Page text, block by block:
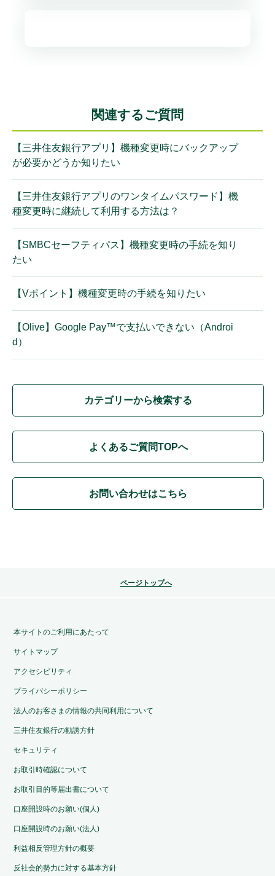
関連するご質問
【三井住友銀行アプリ】機種変更時にバックアップ
が必要かどうか知りたい
【三井住友銀行アプリのワンタイムパスワード】機
種変更時に継続して利用する方法は？
【SMBCセーフティパス】機種変更時の手続を知り
たい
【Vポイント】機種変更時の手続を知りたい
【Olive】Google Pay™で支払いできない（Androi
d）
カテゴリーから検索する
よくあるご質問TOPへ
お問い合わせはこちら
ページトップへ
本サイトのご利用にあたって
サイトマップ
アクセシビリティ
プライバシーポリシー
法人のお客さまの情報の共同利用について
三井住友銀行の勧誘方針
セキュリティ
お取引時確認について
お取引目的等届出書について
口座開設時のお願い(個人)
口座開設時のお願い(法人)
利益相反管理方針の概要
反社会的勢力に対する基本方針